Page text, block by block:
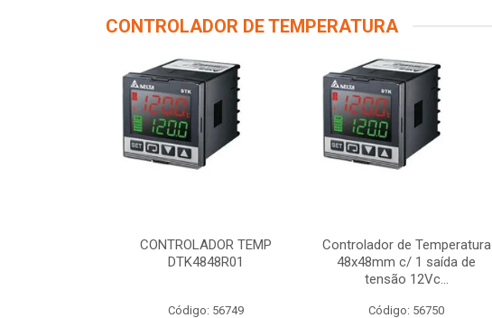
CONTROLADOR DE TEMPERATURA
CONTROLADOR TEMP
DTK4848R01
Código: 56749
Controlador de Temperatura
48x48mm c/ 1 saída de
tensão 12Vc...
Código: 56750